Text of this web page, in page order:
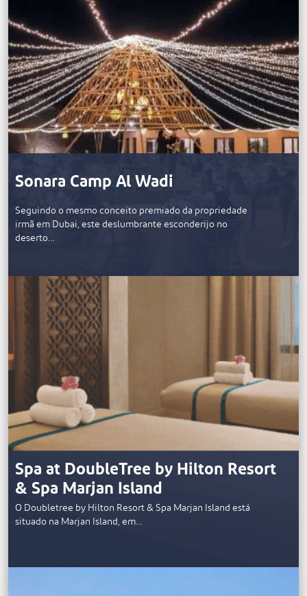
Sonara Camp Al Wadi
Seguindo o mesmo conceito premiado da propriedade
irmã em Dubai, este deslumbrante esconderijo no
deserto…
Spa at DoubleTree by Hilton Resort
& Spa Marjan Island
O Doubletree by Hilton Resort & Spa Marjan Island está
situado na Marjan Island, em…